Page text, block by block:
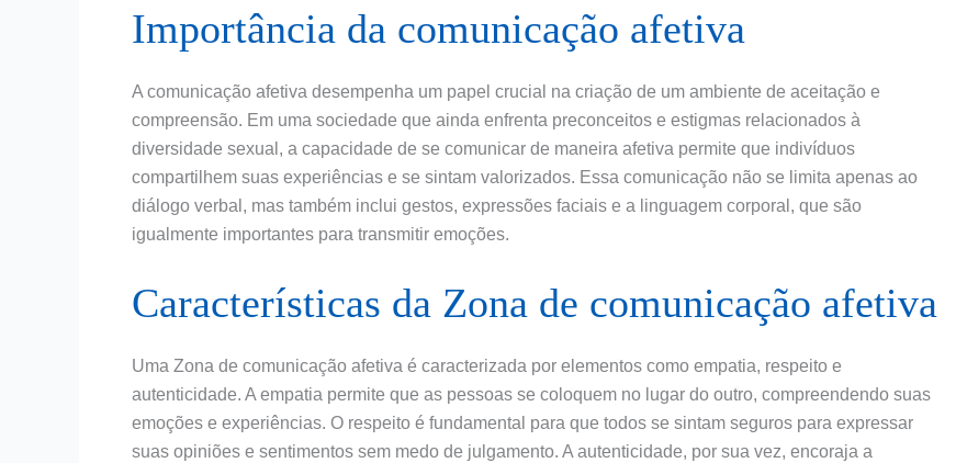
Importância da comunicação afetiva
A comunicação afetiva desempenha um papel crucial na criação de um ambiente de aceitação e
compreensão. Em uma sociedade que ainda enfrenta preconceitos e estigmas relacionados à
diversidade sexual, a capacidade de se comunicar de maneira afetiva permite que indivíduos
compartilhem suas experiências e se sintam valorizados. Essa comunicação não se limita apenas ao
diálogo verbal, mas também inclui gestos, expressões faciais e a linguagem corporal, que são
igualmente importantes para transmitir emoções.
Características da Zona de comunicação afetiva
Uma Zona de comunicação afetiva é caracterizada por elementos como empatia, respeito e
autenticidade. A empatia permite que as pessoas se coloquem no lugar do outro, compreendendo suas
emoções e experiências. O respeito é fundamental para que todos se sintam seguros para expressar
suas opiniões e sentimentos sem medo de julgamento. A autenticidade, por sua vez, encoraja a